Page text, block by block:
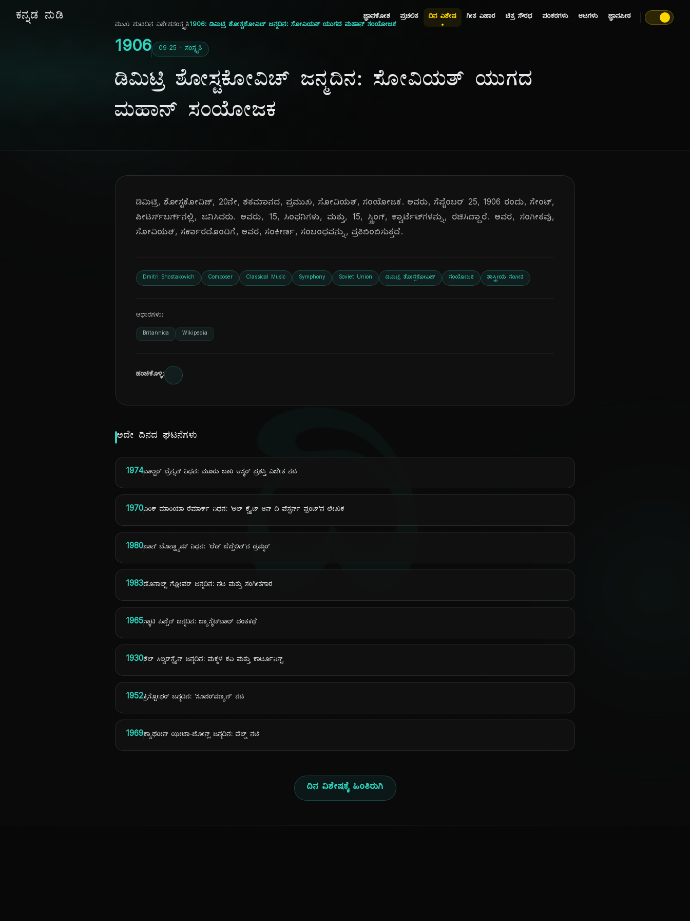
ಕನ್ನಡ ನುಡಿ ಜ್ಞಾನಕೋಶ ಪ್ರಚಲಿತ ದಿನ ವಿಶೇಷ ಗೀತ ವಿಹಾರ ಚಿತ್ರ ಸೌರಭ ಪರಿಕರಗಳು ಆಟಗಳು ಜ್ಞಾನಪೀಠ
ದಿ
ಮುಖ ಪುಟದಿನ ವಿಶೇಷಸಂಸ್ಕೃತಿ1906: ಡಿಮಿಟ್ರಿ ಶೋಸ್ಟಕೋವಿಚ್ ಜನ್ಮದಿನ: ಸೋವಿಯತ್ ಯುಗದ ಮಹಾನ್ ಸಂಯೋಜಕ
1906 09-25 · ಸಂಸ್ಕೃತಿ
ಡಿಮಿಟ್ರಿ ಶೋಸ್ಟಕೋವಿಚ್ ಜನ್ಮದಿನ: ಸೋವಿಯತ್ ಯುಗದ
ಮಹಾನ್ ಸಂಯೋಜಕ
ಡಿಮಿಟ್ರಿ, ಶೋಸ್ಟಕೋವಿಚ್, 20ನೇ, ಶತಮಾನದ, ಪ್ರಮುಖ, ಸೋವಿಯತ್, ಸಂಯೋಜಕ. ಅವರು, ಸೆಪ್ಟೆಂಬರ್ 25, 1906 ರಂದು, ಸೇಂಟ್,
ಪೀಟರ್ಸ್‌ಬರ್ಗ್‌ನಲ್ಲಿ, ಜನಿಸಿದರು. ಅವರು, 15, ಸಿಂಫನಿಗಳು, ಮತ್ತು, 15, ಸ್ಟ್ರಿಂಗ್, ಕ್ವಾರ್ಟೆಟ್‌ಗಳನ್ನು, ರಚಿಸಿದ್ದಾರೆ. ಅವರ, ಸಂಗೀತವು,
ಸೋವಿಯತ್, ಸರ್ಕಾರದೊಂದಿಗೆ, ಅವರ, ಸಂಕೀರ್ಣ, ಸಂಬಂಧವನ್ನು, ಪ್ರತಿಬಿಂಬಿಸುತ್ತದೆ.
Dmitri Shostakovich Composer Classical Music Symphony Soviet Union ಡಿಮಿಟ್ರಿ ಶೋಸ್ಟಕೋವಿಚ್ ಸಂಯೋಜಕ ಶಾಸ್ತ್ರೀಯ ಸಂಗೀತ
ಆಧಾರಗಳು:
Britannica Wikipedia
ಹಂಚಿಕೊಳ್ಳಿ:
ಅದೇ ದಿನದ ಘಟನೆಗಳು
1974ವಾಲ್ಟರ್ ಬ್ರೆನ್ನನ್ ನಿಧನ: ಮೂರು ಬಾರಿ ಆಸ್ಕರ್ ಪ್ರಶಸ್ತಿ ವಿಜೇತ ನಟ
1970ಎರಿಕ್ ಮಾರಿಯಾ ರೆಮಾರ್ಕ್ ನಿಧನ: 'ಆಲ್ ಕ್ವೈಟ್ ಆನ್ ದಿ ವೆಸ್ಟರ್ನ್ ಫ್ರಂಟ್'ನ ಲೇಖಕ
1980ಜಾನ್ ಬೊನ್ಹ್ಯಾಮ್ ನಿಧನ: 'ಲೆಡ್ ಜೆಪ್ಪೆಲಿನ್'ನ ಡ್ರಮ್ಮರ್
1983ಡೊನಾಲ್ಡ್ ಗ್ಲೋವರ್ ಜನ್ಮದಿನ: ನಟ ಮತ್ತು ಸಂಗೀತಗಾರ
1965ಸ್ಕಾಟಿ ಪಿಪ್ಪೆನ್ ಜನ್ಮದಿನ: ಬ್ಯಾಸ್ಕೆಟ್‌ಬಾಲ್ ದಂತಕಥೆ
1930ಶೆಲ್ ಸಿಲ್ವರ್‌ಸ್ಟೈನ್ ಜನ್ಮದಿನ: ಮಕ್ಕಳ ಕವಿ ಮತ್ತು ಕಾರ್ಟೂನಿಸ್ಟ್
1952ಕ್ರಿಸ್ಟೋಫರ್ ಜನ್ಮದಿನ: 'ಸೂಪರ್‌ಮ್ಯಾನ್' ನಟ
1969ಕ್ಯಾಥರೀನ್ ಝೀಟಾ-ಜೋನ್ಸ್ ಜನ್ಮದಿನ: ವೆಲ್ಷ್ ನಟಿ
ದಿನ ವಿಶೇಷಕ್ಕೆ ಹಿಂತಿರುಗಿ